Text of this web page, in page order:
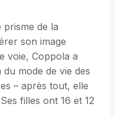
prisme de la
son image
voie, Coppola a
mode de vie des
– après tout, elle
filles ont 16 et 12